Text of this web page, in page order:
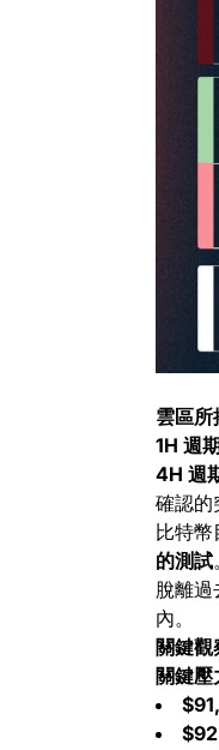
雲區所
1H 週
4H 週
確認的
比特
的測試
脫離過
內。
關鍵觀
關鍵壓